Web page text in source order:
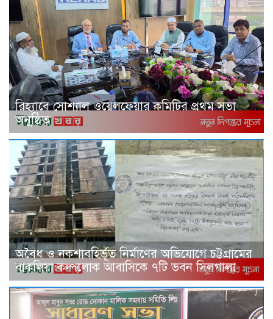
রিহ্যাবে সোশ্যাল ওয়েলফেয়ার কমিটির প্রথম সভা
অনুষ্ঠিত
অবৈধ ও নকশাবহির্ভূত নির্মাণের অভিযোগে চট্টগ্রামের
বাকলিয়া কল্পলোক আবাসিকে ৭টি ভবন সিলগালা